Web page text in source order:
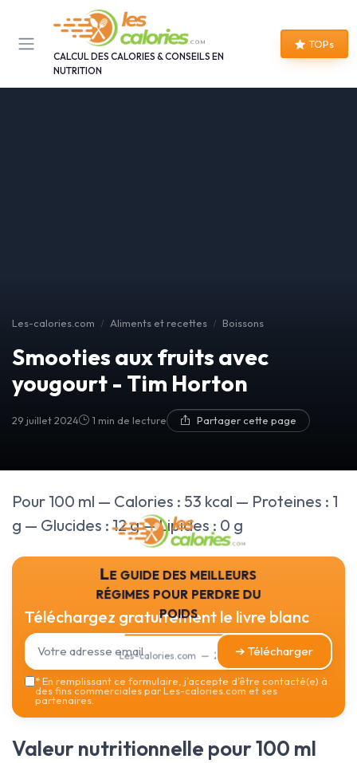
CALCUL DES CALORIES & CONSEILS EN
NUTRITION
TOPs
Les-calories.com Aliments et recettes Boissons
Smooties aux fruits avec
yougourt - Tim Horton
29 juillet 2024 1 min de lecture Partager cette page
Pour 100 ml — Calories : 53 kcal — Proteines : 1
g — Glucides : 12 g — Lipides : 0 g
Le guide des meilleurs
régimes pour perdre du
poids
Les-calories.com — 2026
Téléchargez gratuitement le livre blanc
➔ Télécharger
*En remplissant ce formulaire, j’accepte d’être contacté(e) à
des fins commerciales par Les-calories.com et ses
partenaires.
Valeur nutritionnelle pour 100 ml
Panneau de gestion des cookies